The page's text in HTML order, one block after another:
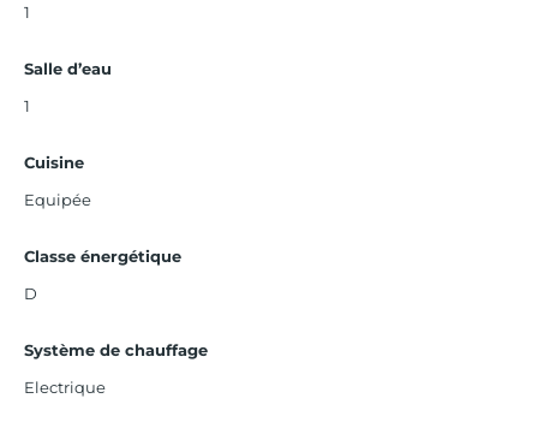
1
Salle d’eau
1
Cuisine
Equipée
Classe énergétique
D
Système de chauffage
Electrique